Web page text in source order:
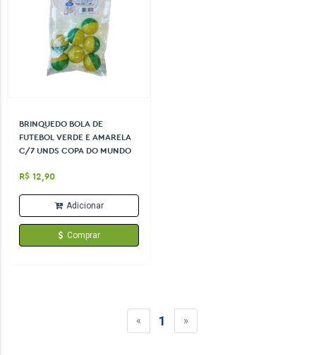
BRINQUEDO BOLA DE
FUTEBOL VERDE E AMARELA
C/7 UNDS COPA DO MUNDO
R$ 12,90
Adicionar
Comprar
« 1 »